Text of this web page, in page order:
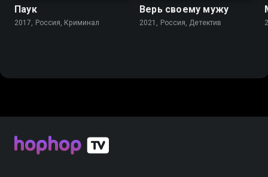
Паук
2017, Россия, Криминал
Верь своему мужу
2021, Россия, Детектив